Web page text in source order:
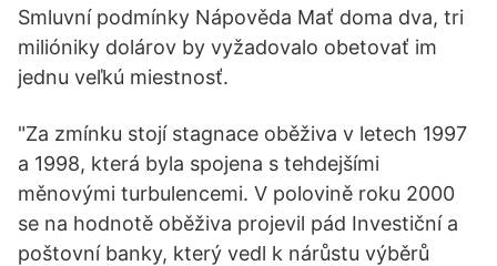
Smluvní podmínky Nápověda Mať doma dva, tri
milióniky dolárov by vyžadovalo obetovať im
jednu veľkú miestnosť.
"Za zmínku stojí stagnace oběživa v letech 1997
a 1998, která byla spojena s tehdejšími
měnovými turbulencemi. V polovině roku 2000
se na hodnotě oběživa projevil pád Investiční a
poštovní banky, který vedl k nárůstu výběrů